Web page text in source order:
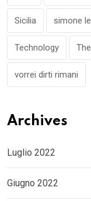
Sicilia simone
Technology
vorrei dirti rimani
Archives
Luglio 2022
Giugno 2022